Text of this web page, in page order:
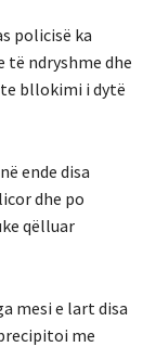
policisë ka
të ndryshme dhe
bllokimi i dytë
ende disa
dhe po
qëlluar
mesi e lart disa
me